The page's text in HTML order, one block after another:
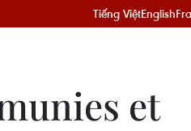
Tiếng ViệtEnglish
et